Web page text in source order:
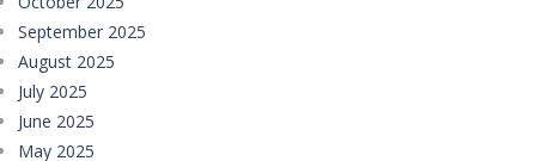
September 2025
August 2025
July 2025
June 2025
May 2025